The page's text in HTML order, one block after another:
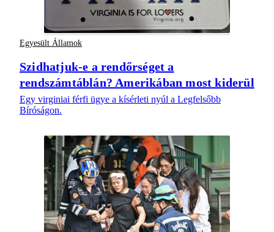
Egyesült Államok
Szidhatjuk-e a rendőrséget a
rendszámtáblán? Amerikában most kiderül
Egy virginiai férfi ügye a kísérleti nyúl a Legfelsőbb
Bíróságon.